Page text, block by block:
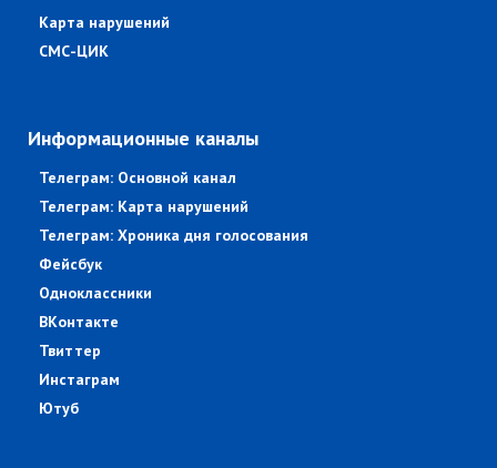
Карта нарушений
СМС-ЦИК
Информационные каналы
Телеграм: Основной канал
Телеграм: Карта нарушений
Телеграм: Хроника дня голосования
Фейсбук
Одноклассники
ВКонтакте
Твиттер
Инстаграм
Ютуб